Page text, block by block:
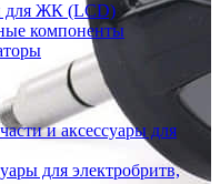
для ЖК (LCD)
компоненты
и аксессуары для
для электробритв,